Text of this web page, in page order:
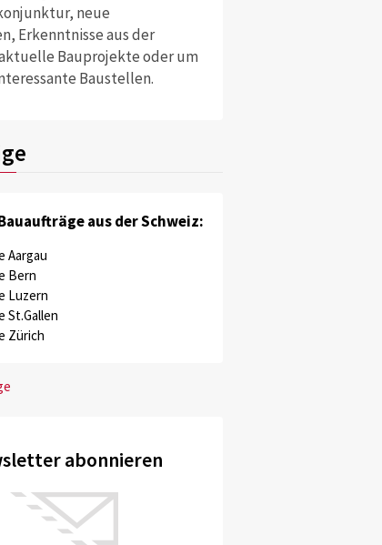
neue
Erkenntnisse aus der
Bauprojekte oder um
Baustellen.
aus der Schweiz:
Aargau
Bern
Luzern
St.Gallen
Zürich
abonnieren